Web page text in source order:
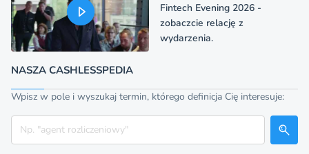
Fintech Evening 2026 -
zobaczcie relację z
wydarzenia.
NASZA CASHLESSPEDIA
Wpisz w pole i wyszukaj termin, którego definicja Cię interesuje:
Szukaj